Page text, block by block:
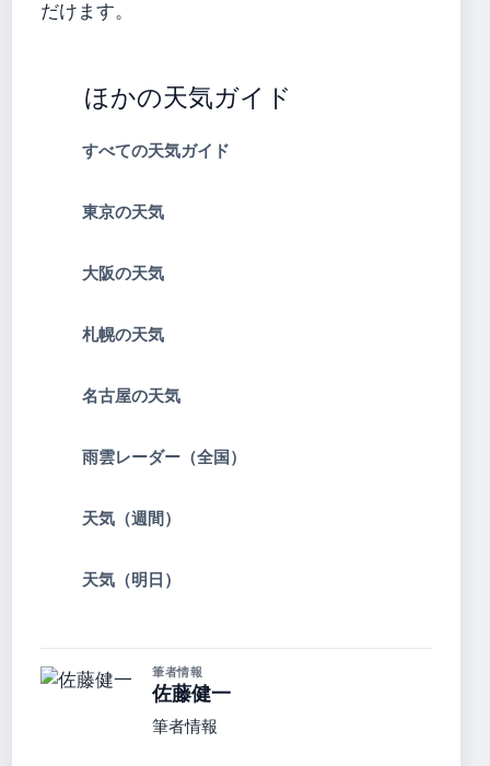
だけます。
ほかの天気ガイド
すべての天気ガイド
東京の天気
大阪の天気
札幌の天気
名古屋の天気
雨雲レーダー（全国）
天気（週間）
天気（明日）
筆者情報
佐藤健一
筆者情報